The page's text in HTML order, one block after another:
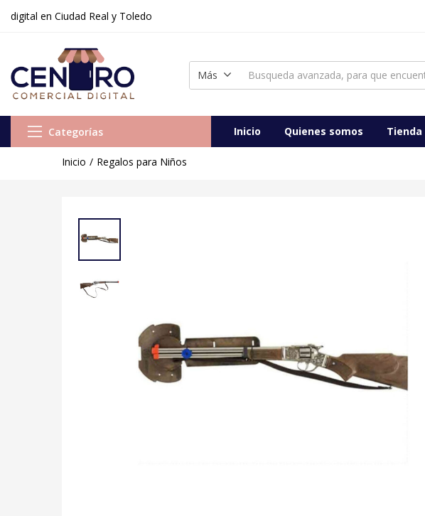
en Ciudad Real y Toledo
Más
Categorías Inicio Quienes somos Tienda
Inicio Regalos para Niños